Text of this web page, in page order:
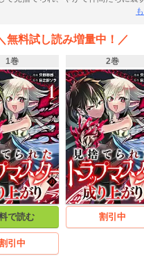
落とされてしまう。死を覚悟したそ
いた力を覚醒させる。制限だらけだ
らせる最強のトラップへと進化して
尽に抗う、成り上がり最強無双ファ
無料試し読み増量中！／
1巻
で読む
引中
2巻
割引中